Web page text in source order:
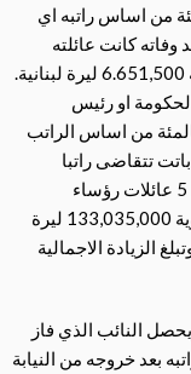
يتقاضى مخصصات تبلغ 75 بالمئة من اساس راتبه اي
ليرة، وبعد وفاته كانت عائلته
تتقاضى 75 بالمئة من هذا المبلغ اي ما مجموعه 6.651,500 ليرة لبنانية.
او رئيس
النيابي السابق المتوفى تتقاضى 75 بالمئة من اساس الراتب
تتقاضى راتبا
اساسه 8,868.750.000 ليرة.والمستفيدون هم 5 عائلات رؤساء
حكومات سابقين وبلغت الزيادة الاجمالية السنوية 133,035,000 ليرة
الزيادة الاجمالية
فتبلغ 11,000,000 ليرة ويحصل النائب الذي فاز
من اساس راتبه بعد خروجه من النيابة